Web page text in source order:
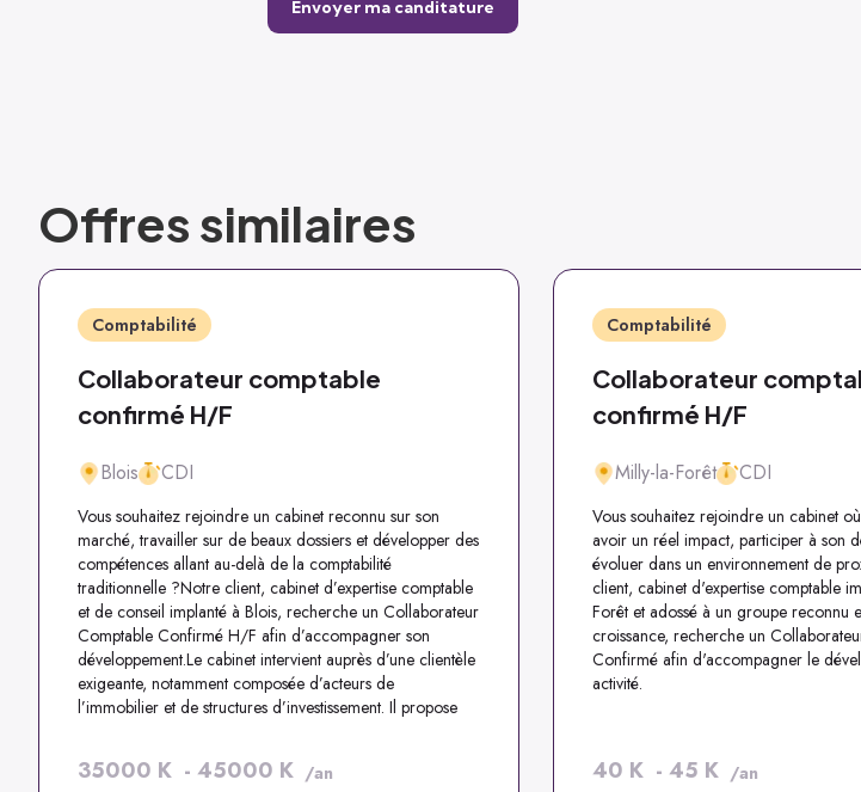
Offres similaires
Comptabilité
Collaborateur comptable
confirmé H/F
Blois CDI
Vous souhaitez rejoindre un cabinet reconnu sur son
marché, travailler sur de beaux dossiers et développer des
compétences allant au-delà de la comptabilité
traditionnelle ?Notre client, cabinet d’expertise comptable
et de conseil implanté à Blois, recherche un Collaborateur
Comptable Confirmé H/F afin d’accompagner son
développement.Le cabinet intervient auprès d’une clientèle
exigeante, notamment composée d’acteurs de
l’immobilier et de structures d’investissement. Il propose
et l’évolution professionnelle.
35000 K - 45000 K /an
Comptabilité
Collaborateur
confirmé H/F
Milly-la-Forêt CDI
Vous souhaitez rejoindre un cabinet
avoir un réel impact, participer à son
évoluer dans un environnement de
client, cabinet d'expertise comptable
Forêt et adossé à un groupe reconnu
croissance, recherche un
Confirmé afin d'accompagner le
activité.
40 K - 45 K /an